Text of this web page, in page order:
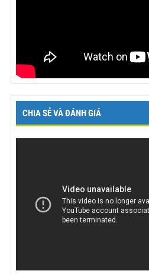
CHIA SẺ VÀ ĐÁNH GIÁ